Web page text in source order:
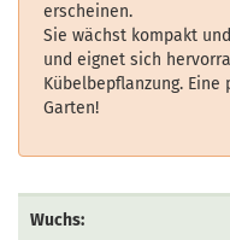
erscheinen.
Sie wächst kompakt
und eignet sich
Kübelbepflanzung.
Garten!
Wuchs: